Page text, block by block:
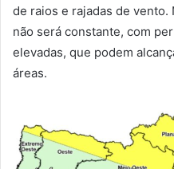
de raios e rajadas de
não será constante, com
elevadas, que podem
áreas.